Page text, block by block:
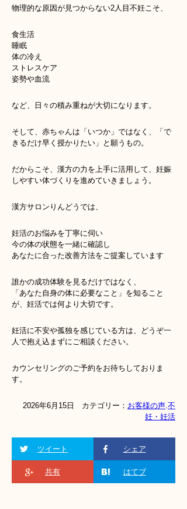
物理的な原因が見つからない2人目不妊こそ、
食生活
睡眠
体の冷え
ストレスケア
姿勢や血流
など、日々の積み重ねが大切になります。
そして、赤ちゃんは「いつか」ではなく、「で
きるだけ早く授かりたい」と願うもの。
だからこそ、漢方の力を上手に活用して、妊娠
しやすい体づくりを進めていきましょう。
漢方サロンりんどうでは、
妊活のお悩みを丁寧に伺い
今の体の状態を一緒に確認し
あなたに合った改善方法をご提案しています
誰かの成功体験を見るだけではなく、
「あなた自身の体に必要なこと」を知ること
が、妊活では何より大切です。
妊活に不安や孤独を感じている方は、どうぞ一
人で抱え込まずにご相談ください。
カウンセリングのご予約をお待ちしておりま
す。
2026年6月15日 カテゴリー： お客様の声 不
妊・妊活
ツイート シェア
共有 はてブ